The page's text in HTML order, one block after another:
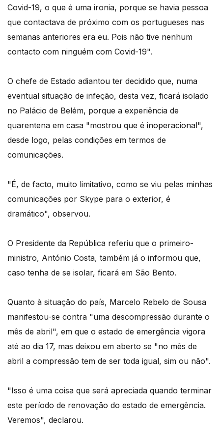
Covid-19, o que é uma ironia, porque se havia pessoa
que contactava de próximo com os portugueses nas
semanas anteriores era eu. Pois não tive nenhum
contacto com ninguém com Covid-19".
O chefe de Estado adiantou ter decidido que, numa
eventual situação de infeção, desta vez, ficará isolado
no Palácio de Belém, porque a experiência de
quarentena em casa "mostrou que é inoperacional",
desde logo, pelas condições em termos de
comunicações.
"É, de facto, muito limitativo, como se viu pelas minhas
comunicações por Skype para o exterior, é
dramático", observou.
O Presidente da República referiu que o primeiro-
ministro, António Costa, também já o informou que,
caso tenha de se isolar, ficará em São Bento.
Quanto à situação do país, Marcelo Rebelo de Sousa
manifestou-se contra "uma descompressão durante o
mês de abril", em que o estado de emergência vigora
até ao dia 17, mas deixou em aberto se "no mês de
abril a compressão tem de ser toda igual, sim ou não".
"Isso é uma coisa que será apreciada quando terminar
este período de renovação do estado de emergência.
Veremos", declarou.